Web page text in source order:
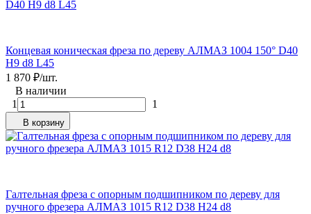
Концевая коническая фреза по дереву АЛМАЗ 1004 150° D40
H9 d8 L45
1 870 ₽/шт.
В наличии
1
1
В корзину
Галтельная фреза с опорным подшипником по дереву для
ручного фрезера АЛМАЗ 1015 R12 D38 H24 d8